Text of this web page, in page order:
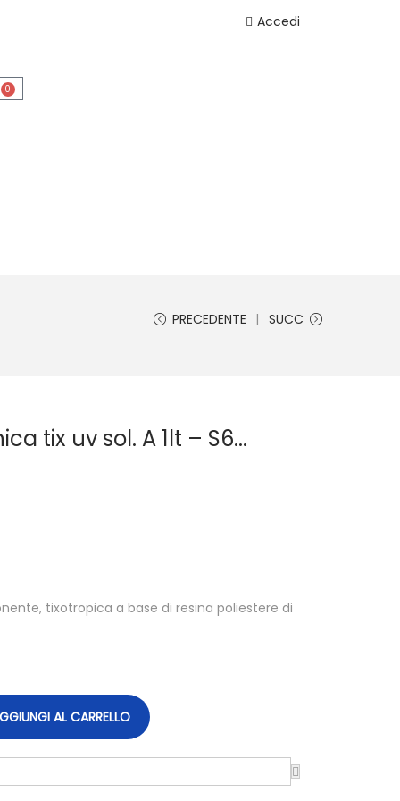
Accedi
0
PRECEDENTE SUCC
tix uv sol. A 1lt – S6...
tixotropica a base di resina poliestere di
AL CARRELLO